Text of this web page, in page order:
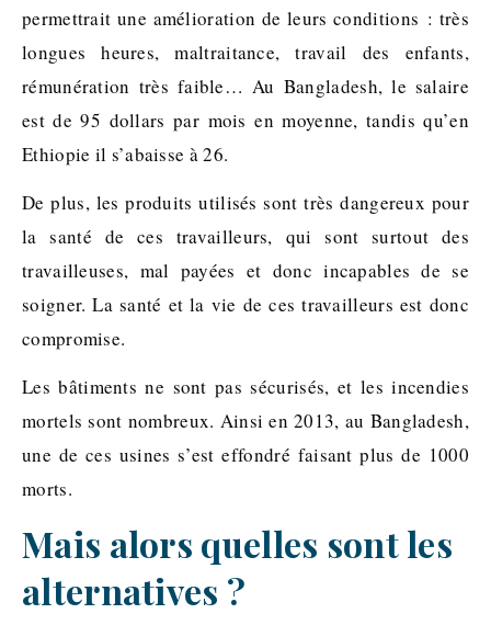
permettrait une amélioration de leurs conditions : très
longues heures, maltraitance, travail des enfants,
rémunération très faible… Au Bangladesh, le salaire
est de 95 dollars par mois en moyenne, tandis qu’en
Ethiopie il s’abaisse à 26.
De plus, les produits utilisés sont très dangereux pour
la santé de ces travailleurs, qui sont surtout des
travailleuses, mal payées et donc incapables de se
soigner. La santé et la vie de ces travailleurs est donc
compromise.
Les bâtiments ne sont pas sécurisés, et les incendies
mortels sont nombreux. Ainsi en 2013, au Bangladesh,
une de ces usines s’est effondré faisant plus de 1000
morts.
Mais alors quelles sont les
alternatives ?